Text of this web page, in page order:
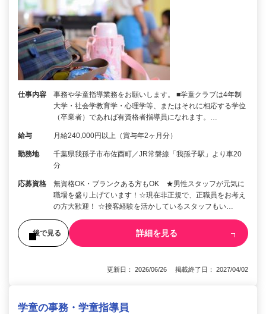
仕事内容
事務や学童指導業務をお願いします。 ■学童クラブは4年制
大学・社会学教育学・心理学等、またはそれに相応する学位
（卒業者）であれば有資格者指導員になれます。…
給与 月給240,000円以上（賞与年2ヶ月分）
勤務地
千葉県我孫子市布佐酉町／JR常磐線「我孫子駅」より車20
分
応募資格
無資格OK・ブランクある方もOK ★男性スタッフが元気に
職場を盛り上げています！☆現在非正規で、正職員をお考え
の方大歓迎！ ☆接客経験を活かしているスタッフもい…
後で見る 詳細を見る
更新日： 2026/06/26 掲載終了日： 2027/04/02
学童の事務・学童指導員